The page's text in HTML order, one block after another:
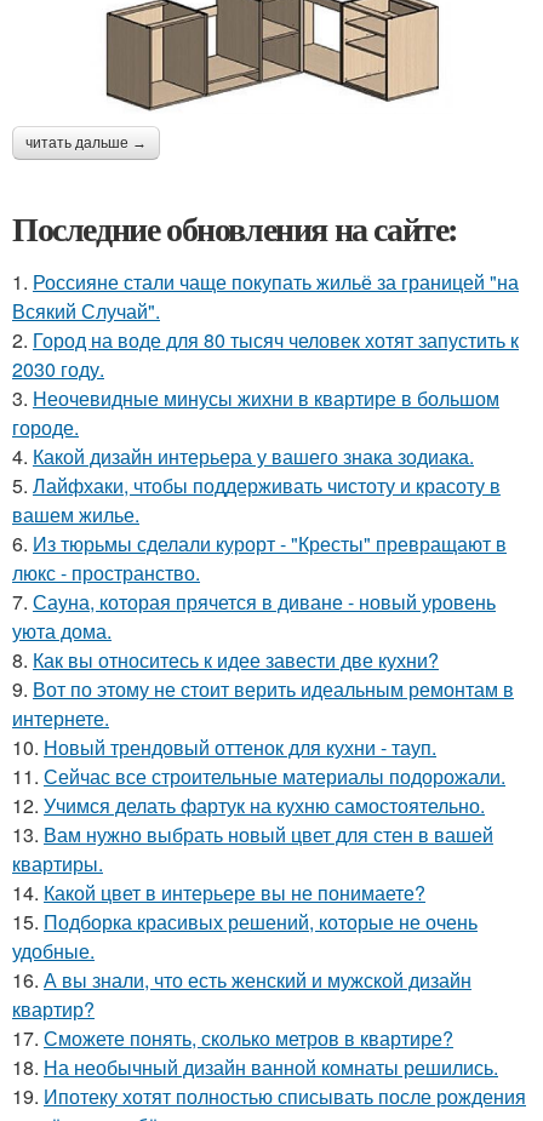
читать дальше →
Последние обновления на сайте:
1. Россияне стали чаще покупать жильё за границей "на
Всякий Случай".
2. Город на воде для 80 тысяч человек хотят запустить к
2030 году.
3. Неочевидные минусы жихни в квартире в большом
городе.
4. Какой дизайн интерьера у вашего знака зодиака.
5. Лайфхаки, чтобы поддерживать чистоту и красоту в
вашем жилье.
6. Из тюрьмы сделали курорт - "Кресты" превращают в
люкс - пространство.
7. Сауна, которая прячется в диване - новый уровень
уюта дома.
8. Как вы относитесь к идее завести две кухни?
9. Вот по этому не стоит верить идеальным ремонтам в
интернете.
10. Новый трендовый оттенок для кухни - тауп.
11. Сейчас все строительные материалы подорожали.
12. Учимся делать фартук на кухню самостоятельно.
13. Вам нужно выбрать новый цвет для стен в вашей
квартиры.
14. Какой цвет в интерьере вы не понимаете?
15. Подборка красивых решений, которые не очень
удобные.
16. А вы знали, что есть женский и мужской дизайн
квартир?
17. Сможете понять, сколько метров в квартире?
18. На необычный дизайн ванной комнаты решились.
19. Ипотеку хотят полностью списывать после рождения